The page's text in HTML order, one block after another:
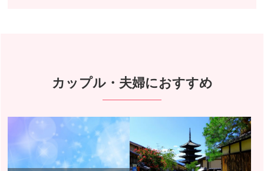
カップル・夫婦におすすめ